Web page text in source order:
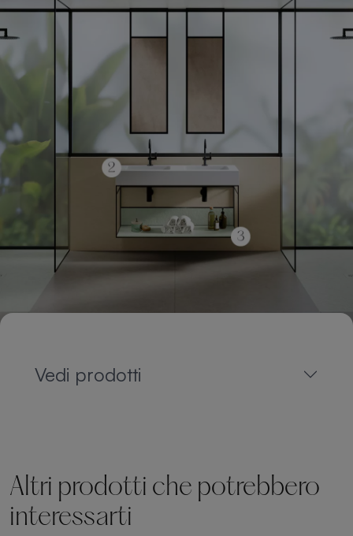
Vedi prodotti
Altri prodotti che potrebbero
interessarti